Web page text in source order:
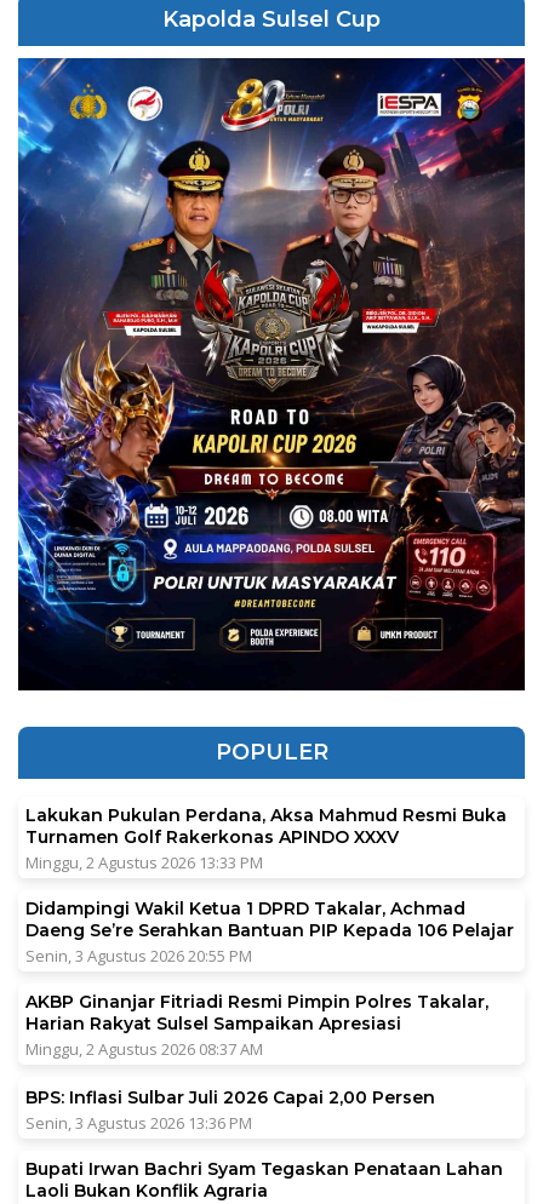
Kapolda Sulsel Cup
POPULER
Lakukan Pukulan Perdana, Aksa Mahmud Resmi Buka
Turnamen Golf Rakerkonas APINDO XXXV
Minggu, 2 Agustus 2026 13:33 PM
Didampingi Wakil Ketua 1 DPRD Takalar, Achmad
Daeng Se’re Serahkan Bantuan PIP Kepada 106 Pelajar
Senin, 3 Agustus 2026 20:55 PM
AKBP Ginanjar Fitriadi Resmi Pimpin Polres Takalar,
Harian Rakyat Sulsel Sampaikan Apresiasi
Minggu, 2 Agustus 2026 08:37 AM
BPS: Inflasi Sulbar Juli 2026 Capai 2,00 Persen
Senin, 3 Agustus 2026 13:36 PM
Bupati Irwan Bachri Syam Tegaskan Penataan Lahan
Laoli Bukan Konflik Agraria